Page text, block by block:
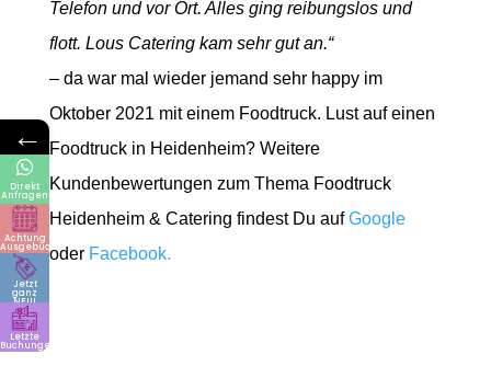
Telefon und vor Ort. Alles ging reibungslos und
flott. Lous Catering kam sehr gut an.“
– da war mal wieder jemand sehr happy im
Oktober 2021 mit einem Foodtruck. Lust auf einen
Foodtruck in Heidenheim? Weitere
Kundenbewertungen zum Thema Foodtruck
Heidenheim & Catering findest Du aufGoogle
oder Facebook.
←
Direkt
Anfragen
Achtung
Ausgebucht
Jetzt
ganz
NEU!
Letzte
Buchungen